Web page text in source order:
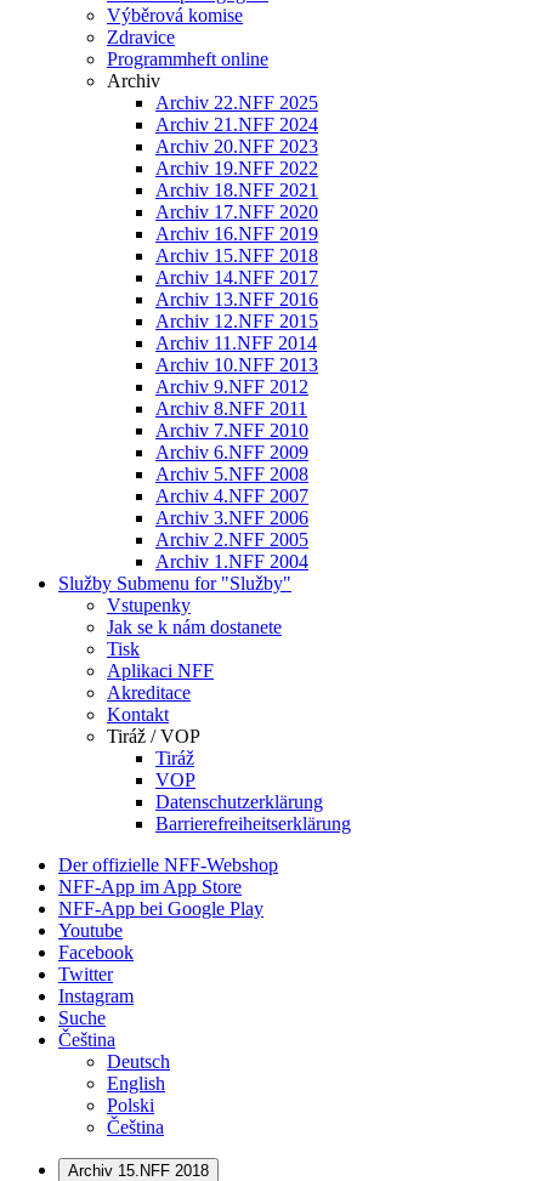
Výběrová komise
Zdravice
Programmheft online
Archiv
Archiv 22.NFF 2025
Archiv 21.NFF 2024
Archiv 20.NFF 2023
Archiv 19.NFF 2022
Archiv 18.NFF 2021
Archiv 17.NFF 2020
Archiv 16.NFF 2019
Archiv 15.NFF 2018
Archiv 14.NFF 2017
Archiv 13.NFF 2016
Archiv 12.NFF 2015
Archiv 11.NFF 2014
Archiv 10.NFF 2013
Archiv 9.NFF 2012
Archiv 8.NFF 2011
Archiv 7.NFF 2010
Archiv 6.NFF 2009
Archiv 5.NFF 2008
Archiv 4.NFF 2007
Archiv 3.NFF 2006
Archiv 2.NFF 2005
Archiv 1.NFF 2004
Služby Submenu for "Služby"
Vstupenky
Jak se k nám dostanete
Tisk
Aplikaci NFF
Akreditace
Kontakt
Tiráž / VOP
Tiráž
VOP
Datenschutzerklärung
Barrierefreiheitserklärung
Der offizielle NFF-Webshop
NFF-App im App Store
NFF-App bei Google Play
Youtube
Facebook
Twitter
Instagram
Suche
Čeština
Deutsch
English
Polski
Čeština
Archiv 15.NFF 2018